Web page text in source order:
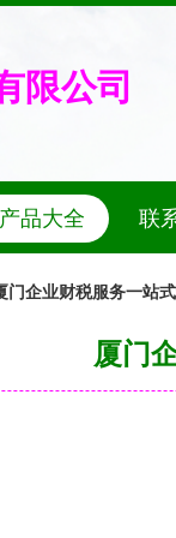
限公司
产品大全 联
门企业财税服务一站
厦门